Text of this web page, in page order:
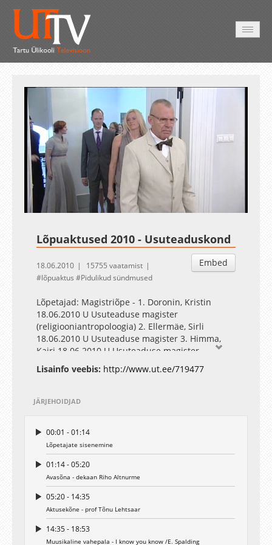
Loaded
2.03%
Esituskiirused
Auto
Lõpuaktused 2010 - Usuteaduskond
Embed
18.06.2010
15755 vaatamist
lõpuaktus
Pidulikud sündmused
Lõpetajad: Magistriõpe - 1. Doronin, Kristin
18.06.2010 U Usuteaduse magister
(religiooniantropoloogia) 2. Ellermäe, Sirli
18.06.2010 U Usuteaduse magister 3. Himma,
Kairi 18.06.2010 U Usuteaduse magister
(religiooniantropoloogia) 4. Härm, Silja
28.06.2010 T Magister theologiae 5. Jakobson,
Kand, Merle 28.06.2010 T Magister theologiae 7.
U Usuteaduse magister (religiooniantropoloogia)
9. Küttis, Marja-Liisa 18.06.2010 U Usuteaduse
magister (religioonipedagoogika) 10. Laks, Siret
18.06.2010 U Usuteaduse magister
(religioonipedagoogika) 11. Lill, Triin 18.06.2010
U Usuteaduse magister (religioonipedagoogika)
12. Mändmets, Helina 18.06.2010 U Usuteaduse
magister (religiooniantropoloogia) 13. Parijõgi,
Aivi 18.06.2010 U Usuteaduse magister
Lisainfo veebis: http://www.ut.ee/719477
JÄRJEHOIDJAD
00:01 - 01:14
Lõpetajate sisenemine
01:14 - 05:20
Avasõna - dekaan Riho Altnurme
05:20 - 14:35
Aktusekõne - prof Tõnu Lehtsaar
14:35 - 18:53
Muusikaline vahepala - I know you know /E. Spalding